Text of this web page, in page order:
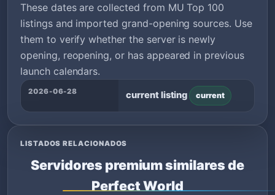
These dates are collected from MU Top 100
listings and imported grand-opening sources. Use
them to verify whether the server is newly
opening, reopening, or has appeared in previous
launch calendars.
2026-06-28 current listing current
LISTADOS RELACIONADOS
Servidores premium similares de
Perfect World